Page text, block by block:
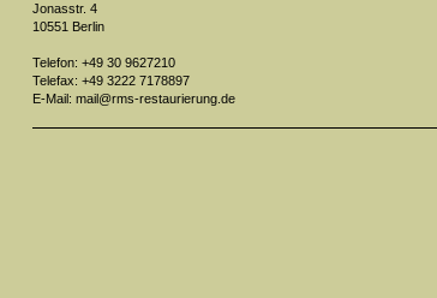
Jonasstr. 4
10551 Berlin
Telefon: +49 30 9627210
Telefax: +49 3222 7178897
E-Mail: mail@rms-restaurierung.de